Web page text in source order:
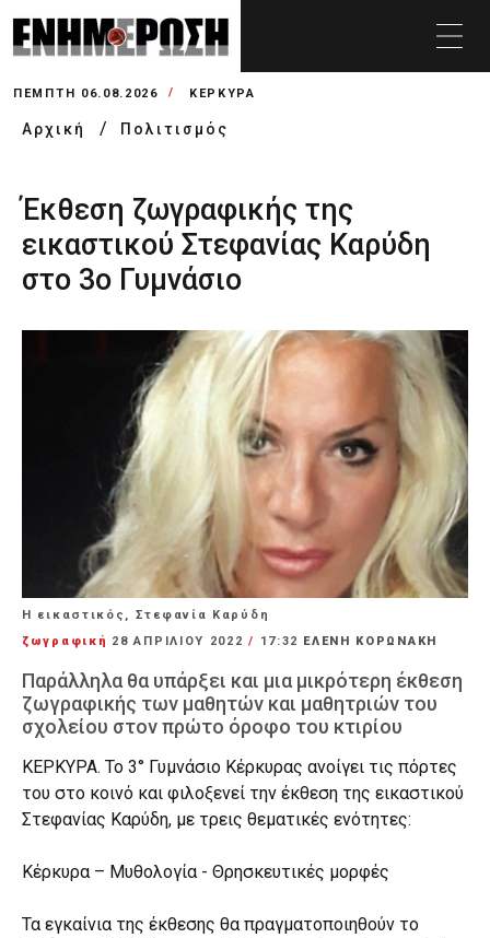
ΠΈΜΠΤΗ 06.08.2026 ΚΕΡΚΥΡΑ
Αρχική Πολιτισμός
Έκθεση ζωγραφικής της
εικαστικού Στεφανίας Καρύδη
στο 3ο Γυμνάσιο
Η εικαστικός, Στεφανία Καρύδη
ζωγραφική 28 ΑΠΡΙΛΊΟΥ 2022/ 17:32 ΕΛΕΝΗ ΚΟΡΩΝΑΚΗ
Παράλληλα θα υπάρξει και μια μικρότερη έκθεση
ζωγραφικής των μαθητών και μαθητριών του
σχολείου στον πρώτο όροφο του κτιρίου
ΚΕΡΚΥΡΑ. Το 3° Γυμνάσιο Κέρκυρας ανοίγει τις πόρτες
του στο κοινό και φιλοξενεί την έκθεση της εικαστικού
Στεφανίας Καρύδη, με τρεις θεματικές ενότητες:
Κέρκυρα – Μυθολογία - Θρησκευτικές μορφές
Τα εγκαίνια της έκθεσης θα πραγματοποιηθούν το